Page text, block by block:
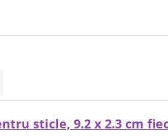
sticle, 9.2 x 2.3 cm